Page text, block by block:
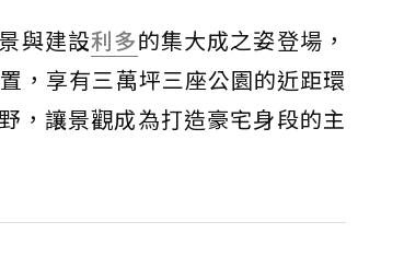
與建設利多的集大成之姿登場，
，享有三萬坪三座公園的近距環
，讓景觀成為打造豪宅身段的主